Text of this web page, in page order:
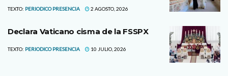
TEXTO: PERIODICO PRESENCIA 2 AGOSTO, 2026
Declara Vaticano cisma de la FSSPX
TEXTO: PERIODICO PRESENCIA 10 JULIO, 2026